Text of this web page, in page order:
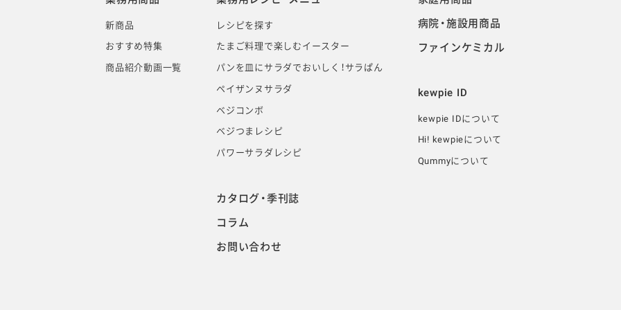
新商品
おすすめ特集
商品紹介動画一覧
レシピを探す
たまご料理で楽しむイースター
パンを皿にサラダでおいしく！サラぱん
ペイザンヌサラダ
ベジコンボ
ベジつまレシピ
パワーサラダレシピ
カタログ・季刊誌
コラム
お問い合わせ
病院・施設用商品
ファインケミカル
kewpie ID
kewpie IDについて
Hi! kewpieについて
Qummyについて